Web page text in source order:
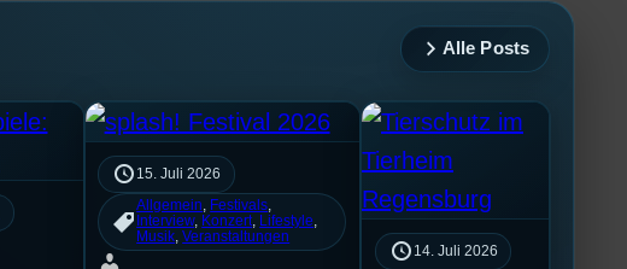
Alle Posts
15. Juli 2026
Allgemein Festivals
Interview, Konzert Lifestyle
Musik , Veranstaltungen
14. Juli 2026